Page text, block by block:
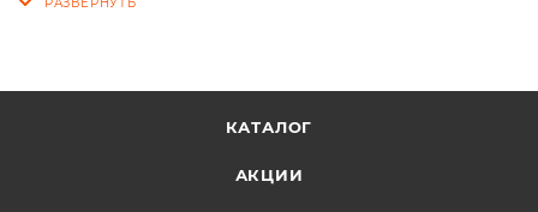
КАТАЛОГ
АКЦИИ